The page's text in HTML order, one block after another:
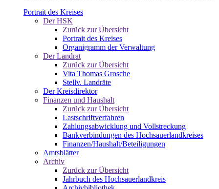
Portrait des Kreises
Der HSK
Zurück zur Übersicht
Portrait des Kreises
Organigramm der Verwaltung
Der Landrat
Zurück zur Übersicht
Vita Thomas Grosche
Stellv. Landräte
Der Kreisdirektor
Finanzen und Haushalt
Zurück zur Übersicht
Lastschriftverfahren
Zahlungsabwicklung und Vollstreckung
Bankverbindungen des Hochsauerlandkreises
Finanzen/Haushalt/Beteiligungen
Amtsblätter
Archiv
Zurück zur Übersicht
Jahrbuch des Hochsauerlandkreis